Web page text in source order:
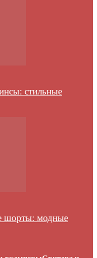
стильные
шорты: модные